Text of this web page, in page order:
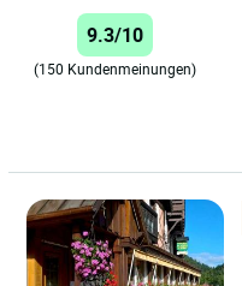
9.3/10
(150 Kundenmeinungen)